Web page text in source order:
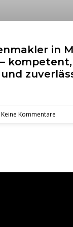
in
kompetent,
Keine Kommentare